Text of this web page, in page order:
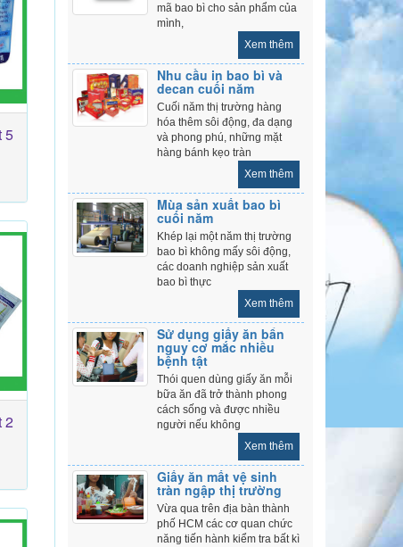
5
2
mã bao bì cho sản phẩm của
mình,
Xem thêm
Nhu cầu in bao bì và
decan cuối năm
Cuối năm thị trường hàng
hóa thêm sôi động, đa dạng
và phong phú, những mặt
hàng bánh kẹo tràn
Xem thêm
Mùa sản xuất bao bì
cuối năm
Khép lại một năm thị trường
bao bì không mấy sôi động,
các doanh nghiệp sản xuất
bao bì thực
Xem thêm
Sử dụng giấy ăn bẩn
nguy cơ mắc nhiều
bệnh tật
Thói quen dùng giấy ăn mỗi
bữa ăn đã trở thành phong
cách sống và được nhiều
người nếu không
Xem thêm
Giấy ăn mất vệ sinh
tràn ngập thị trường
Vừa qua trên địa bàn thành
phố HCM các cơ quan chức
năng tiến hành kiểm tra bất kì